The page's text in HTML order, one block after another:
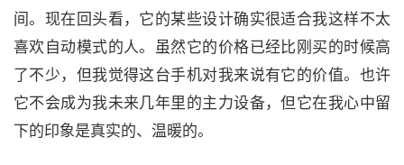
间。现在回头看，它的某些设计确实很适合我这样不太
喜欢自动模式的人。虽然它的价格已经比刚买的时候高
了不少，但我觉得这台手机对我来说有它的价值。也许
它不会成为我未来几年里的主力设备，但它在我心中留
下的印象是真实的、温暖的。